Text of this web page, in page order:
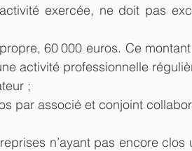
exercée, ne doit pas
60 000 euros. Ce
activité professionnelle
;
par associé et conjoint
n’ayant pas encore